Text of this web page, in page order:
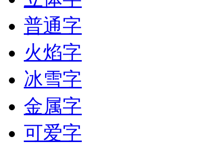
普通字
火焰字
冰雪字
金属字
可爱字